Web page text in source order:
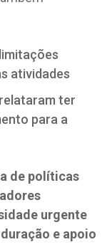
atividades
ter
para a
de políticas
urgente
e apoio